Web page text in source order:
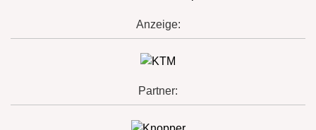
Anzeige:
Partner: